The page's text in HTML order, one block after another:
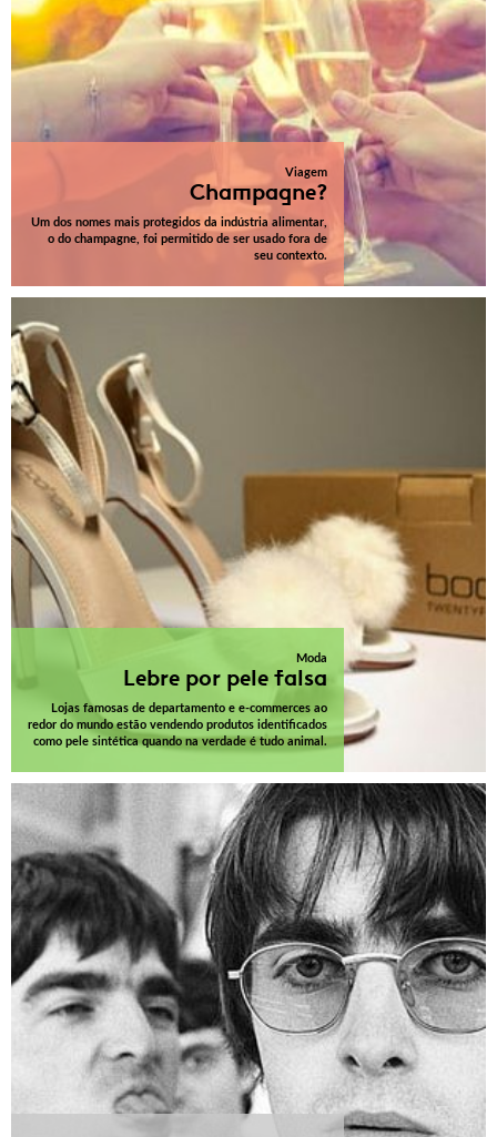
Viagem
Champagne?
Um dos nomes mais protegidos da indústria alimentar,
o do champagne, foi permitido de ser usado fora de
seu contexto.
Moda
Lebre por pele falsa
Lojas famosas de departamento e e-commerces ao
redor do mundo estão vendendo produtos identificados
como pele sintética quando na verdade é tudo animal.